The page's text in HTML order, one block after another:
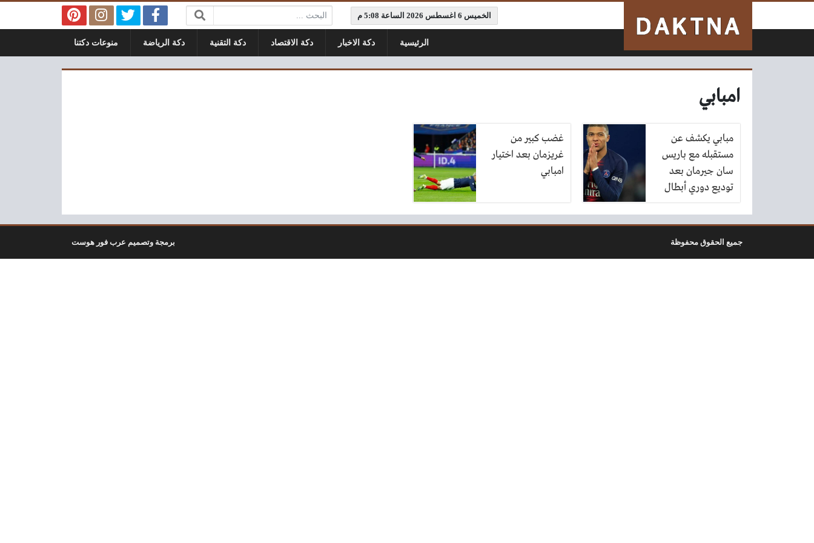
الخميس 6 اغسطس 2026 الساعة 5:08 م البحث:
الرئيسية دكة الاخبار دكة الاقتصاد دكة التقنية دكة الرياضة منوعات دكتنا
امبابي
مبابي يكشف عن
مستقبله مع باريس
سان جيرمان بعد
توديع دوري أبطال
أوروبا
غضب كبير من
غريزمان بعد اختيار
امبابي
جميع الحقوق محفوظة برمجة وتصميم عرب فور هوست